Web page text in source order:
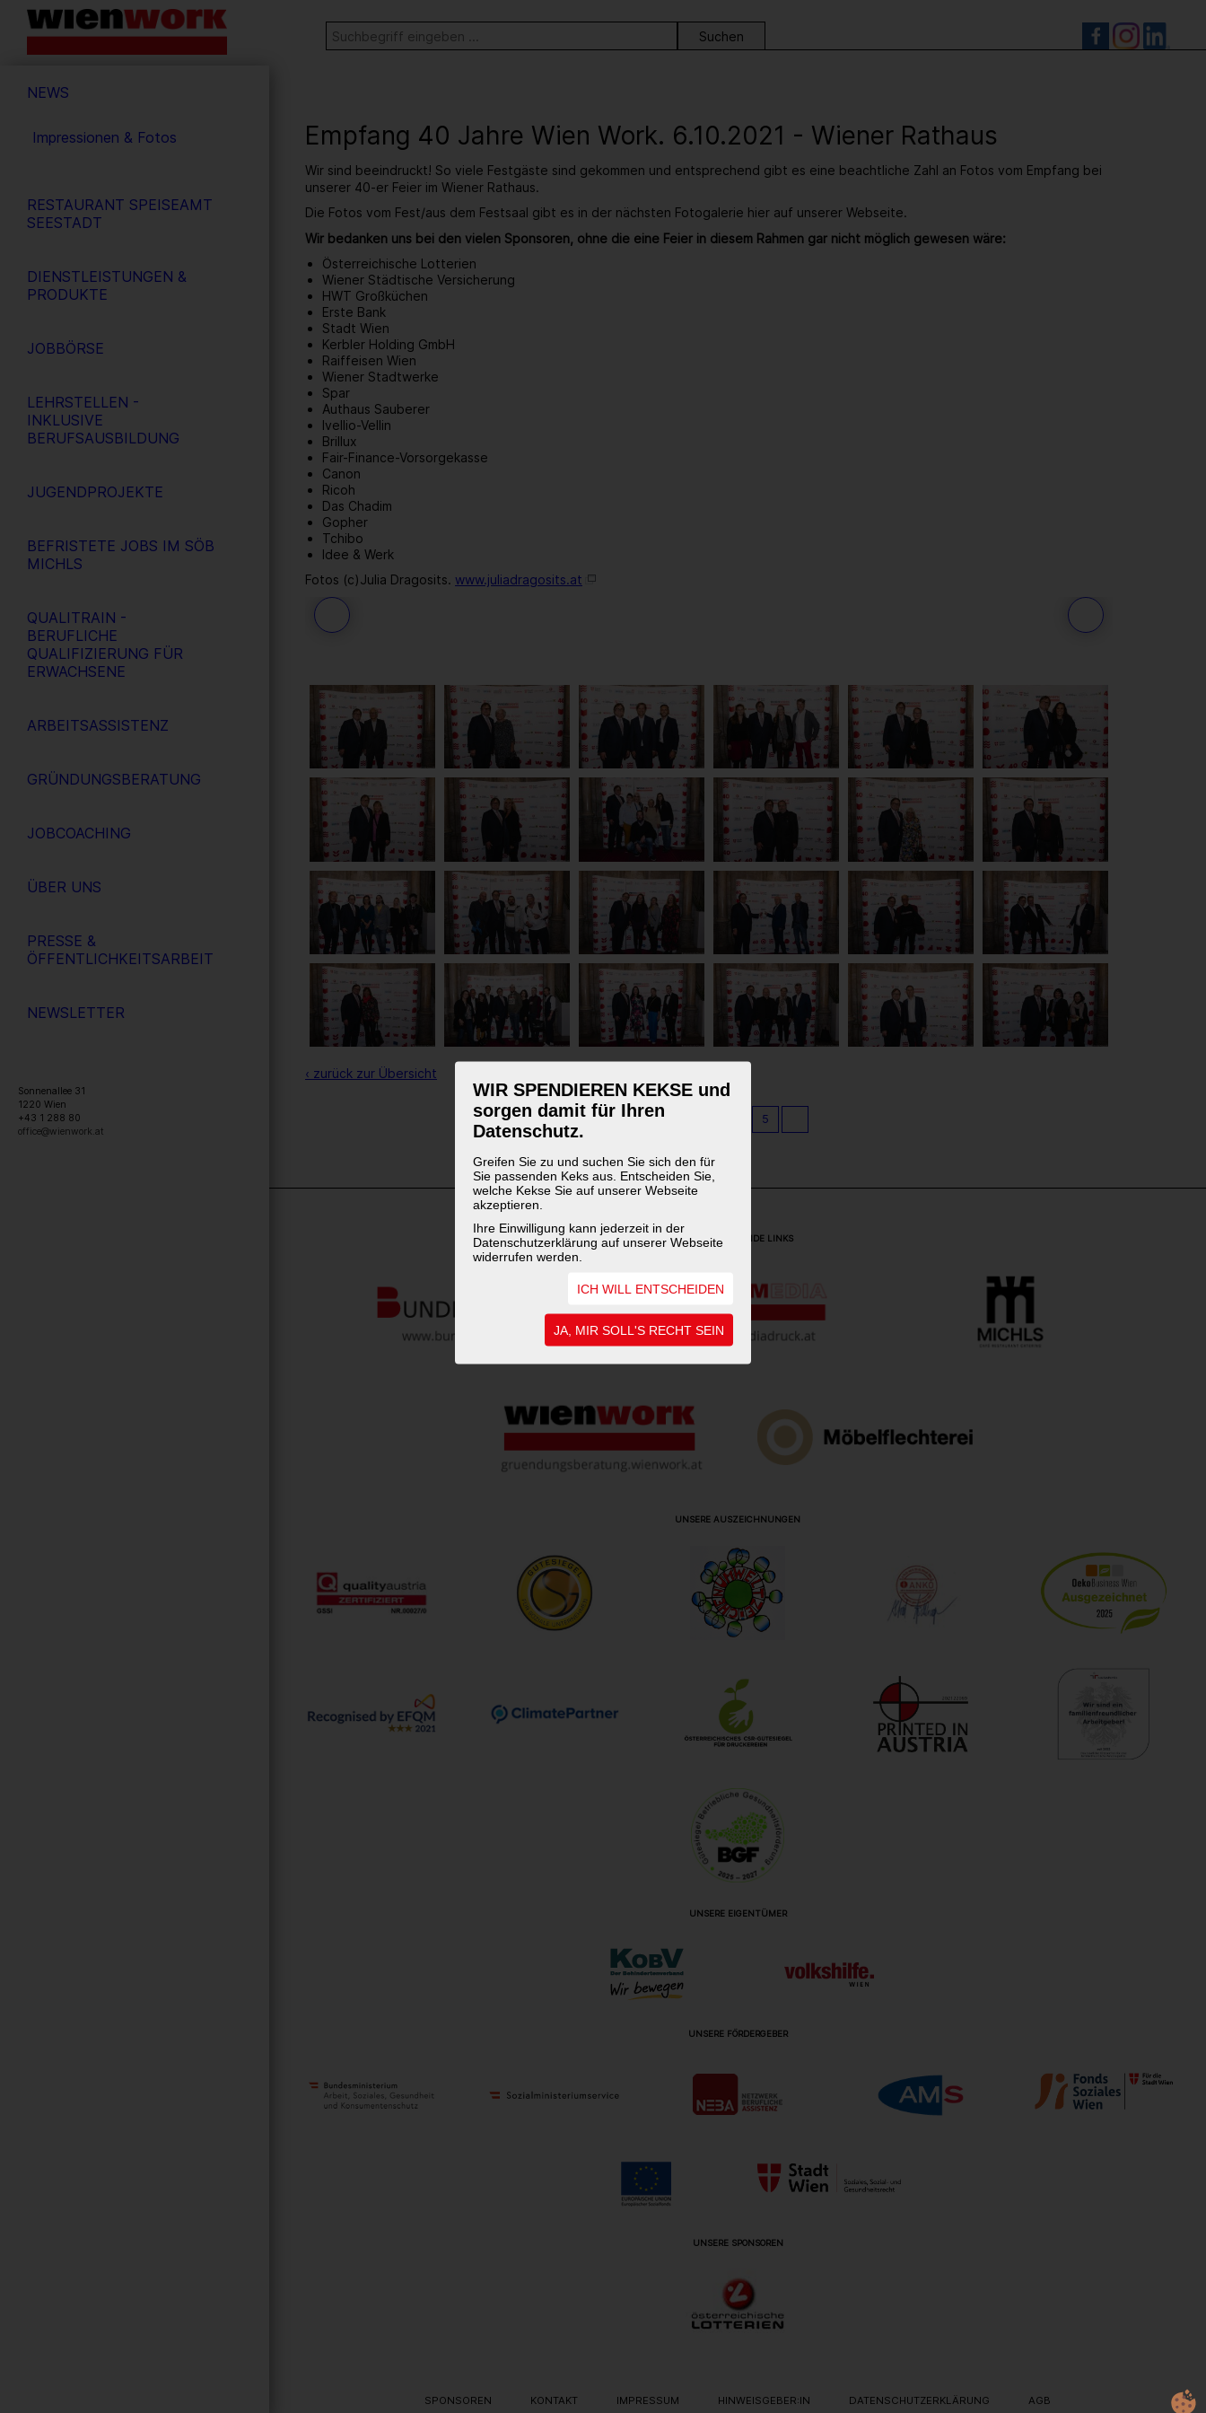
WIR SPENDIEREN KEKSE und
sorgen damit für Ihren
Datenschutz.
Greifen Sie zu und suchen Sie sich den für
Sie passenden Keks aus. Entscheiden Sie,
welche Kekse Sie auf unserer Webseite
akzeptieren.
Ihre Einwilligung kann jederzeit in der
Datenschutzerklärung auf unserer Webseite
widerrufen werden.
ICH WILL ENTSCHEIDEN
JA, MIR SOLL'S RECHT SEIN
Barrierefreie
Bedienung
Webseite
Stichwortsuche
SUCHE
NEWS
Impressionen & Fotos
RESTAURANT SPEISEAMT
SEESTADT
DIENSTLEISTUNGEN &
PRODUKTE
JOBBÖRSE
LEHRSTELLEN -
INKLUSIVE
BERUFSAUSBILDUNG
JUGENDPROJEKTE
BEFRISTETE JOBS IM SÖB
MICHLS
QUALITRAIN -
BERUFLICHE
QUALIFIZIERUNG FÜR
ERWACHSENE
ARBEITSASSISTENZ
GRÜNDUNGSBERATUNG
JOBCOACHING
ÜBER UNS
PRESSE &
ÖFFENTLICHKEITSARBEIT
NEWSLETTER
Sonnenallee 31
1220 Wien
+43 1 288 80
office@wienwork.at
Empfang 40 Jahre Wien Work. 6.10.2021 - Wiener Rathaus
Wir sind beeindruckt! So viele Festgäste sind gekommen und entsprechend gibt es eine beachtliche Zahl an Fotos vom Empfang bei
unserer 40-er Feier im Wiener Rathaus.
Die Fotos vom Fest/aus dem Festsaal gibt es in der nächsten Fotogalerie hier auf unserer Webseite.
Wir bedanken uns bei den vielen Sponsoren, ohne die eine Feier in diesem Rahmen gar nicht möglich gewesen wäre:
Österreichische Lotterien
Wiener Städtische Versicherung
HWT Großküchen
Erste Bank
Stadt Wien
Kerbler Holding GmbH
Raiffeisen Wien
Wiener Stadtwerke
Spar
Authaus Sauberer
Ivellio-Vellin
Brillux
Fair-Finance-Vorsorgekasse
Canon
Ricoh
Das Chadim
Gopher
Tchibo
Idee & Werk
Fotos (c)Julia Dragosits. www.juliadragosits.at
55 / 109
‹ zurück zur Übersicht
1 5
WEITERFÜHRENDE LINKS
UNSERE AUSZEICHNUNGEN
UNSERE EIGENTÜMER
UNSERE FÖRDERGEBER
UNSERE SPONSOREN
SPONSOREN KONTAKT IMPRESSUM HINWEISGEBER:IN DATENSCHUTZERKLÄRUNG AGB